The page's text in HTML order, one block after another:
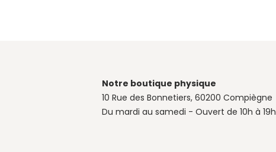
Notre boutique physique
10 Rue des Bonnetiers, 60200 Compiègne
Du mardi au samedi - Ouvert de 10h à 19h